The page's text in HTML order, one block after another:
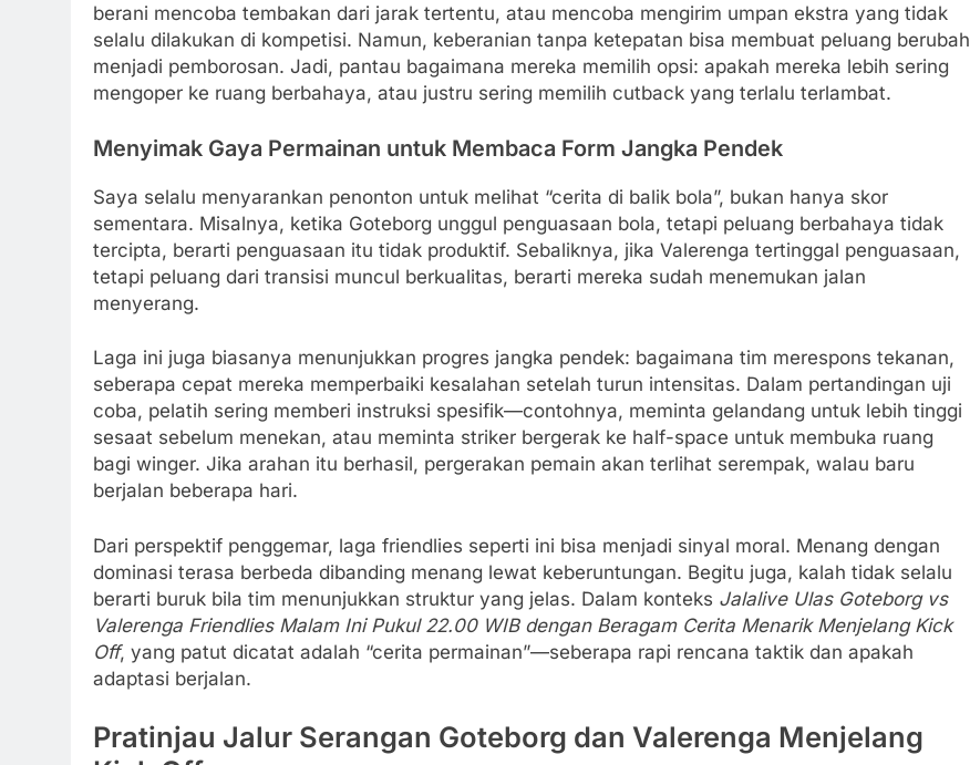
berani mencoba tembakan dari jarak tertentu, atau mencoba mengirim umpan ekstra yang tidak
selalu dilakukan di kompetisi. Namun, keberanian tanpa ketepatan bisa membuat peluang berubah
menjadi pemborosan. Jadi, pantau bagaimana mereka memilih opsi: apakah mereka lebih sering
mengoper ke ruang berbahaya, atau justru sering memilih cutback yang terlalu terlambat.
Menyimak Gaya Permainan untuk Membaca Form Jangka Pendek
Saya selalu menyarankan penonton untuk melihat “cerita di balik bola”, bukan hanya skor
sementara. Misalnya, ketika Goteborg unggul penguasaan bola, tetapi peluang berbahaya tidak
tercipta, berarti penguasaan itu tidak produktif. Sebaliknya, jika Valerenga tertinggal penguasaan,
tetapi peluang dari transisi muncul berkualitas, berarti mereka sudah menemukan jalan
menyerang.
Laga ini juga biasanya menunjukkan progres jangka pendek: bagaimana tim merespons tekanan,
seberapa cepat mereka memperbaiki kesalahan setelah turun intensitas. Dalam pertandingan uji
coba, pelatih sering memberi instruksi spesifik—contohnya, meminta gelandang untuk lebih tinggi
sesaat sebelum menekan, atau meminta striker bergerak ke half-space untuk membuka ruang
bagi winger. Jika arahan itu berhasil, pergerakan pemain akan terlihat serempak, walau baru
berjalan beberapa hari.
Dari perspektif penggemar, laga friendlies seperti ini bisa menjadi sinyal moral. Menang dengan
dominasi terasa berbeda dibanding menang lewat keberuntungan. Begitu juga, kalah tidak selalu
berarti buruk bila tim menunjukkan struktur yang jelas. Dalam konteks Jalalive Ulas Goteborg vs
Valerenga Friendlies Malam Ini Pukul 22.00 WIB dengan Beragam Cerita Menarik Menjelang Kick
Off, yang patut dicatat adalah “cerita permainan”—seberapa rapi rencana taktik dan apakah
adaptasi berjalan.
Pratinjau Jalur Serangan Goteborg dan Valerenga Menjelang